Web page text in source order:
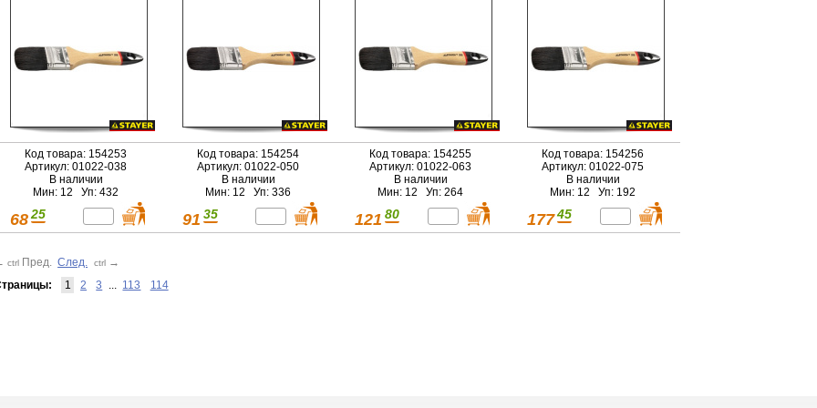
Код товара: 154253
Артикул: 01022-038
В наличии
Мин: 12 Уп: 432
68 25
Код товара: 154254
Артикул: 01022-050
В наличии
Мин: 12 Уп: 336
91 35
Код товара: 154255
Артикул: 01022-063
В наличии
Мин: 12 Уп: 264
121 80
Код товара: 154256
Артикул: 01022-075
В наличии
Мин: 12 Уп: 192
177 45
ctrl Пред. След. ctrl →
1 2 3 ... 113 114